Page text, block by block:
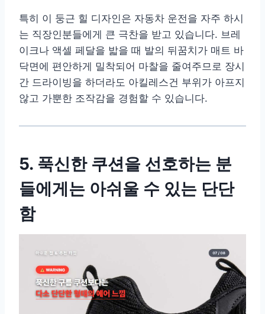
특히 이 둥근 힐 디자인은 자동차 운전을 자주 하시
는 직장인분들에게 큰 극찬을 받고 있습니다. 브레
이크나 액셀 페달을 밟을 때 발의 뒤꿈치가 매트 바
닥면에 편안하게 밀착되어 마찰을 줄여주므로 장시
간 드라이빙을 하더라도 아킬레스건 부위가 아프지
않고 가뿐한 조작감을 경험할 수 있습니다.
5. 푹신한 쿠션을 선호하는 분
들에게는 아쉬울 수 있는 단단
함